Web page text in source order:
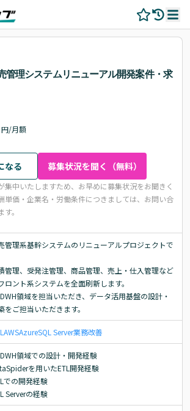
管理システムリニューアル開発案件・求
円/月額
なる 募集状況を聞く（無料）
集中いたしますため、お早めに募集状況をお聞きく
単価・企業名・労働条件につきましては、お問い合
。
管理系基幹システムのリニューアルプロジェクトで
管理、受発注管理、商品管理、売上・仕入管理など
ロント系システムを全面刷新します。
領域を担当いただき、データ活用基盤の設計・
をご担当いただきます。
AWSAzureSQL Server業務改善
領域での設計・開発経験
を用いたETL開発経験
での開発経験
Serverの経験